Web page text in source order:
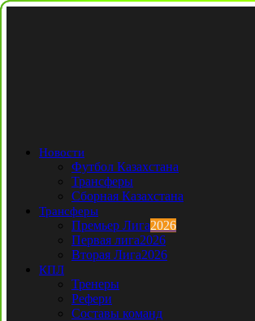
Новости
Футбол Казахстана
Трансферы
Сборная Казахстана
Трансферы
Премьер Лига2026
Первая лига2026
Вторая Лига2026
КПЛ
Тренеры
Рефери
Составы команд